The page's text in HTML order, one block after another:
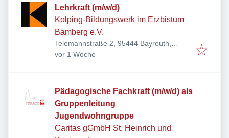
Lehrkraft (m/w/d)
Kolping-Bildungswerk im Erzbistum
Bamberg e.V.
Telemannstraße 2, 95444 Bayreuth,
Deutschland
Veröffentlicht
vor 1 Woche
Pädagogische Fachkraft (m/w/d) als
Gruppenleitung
Jugendwohngruppe
Caritas gGmbH St. Heinrich und